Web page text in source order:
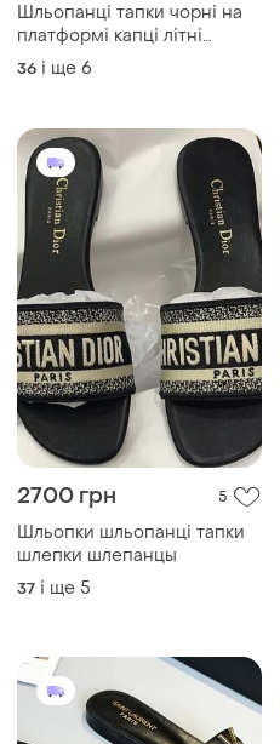
Шльопанці тапки чорні на
платформі капці літні
резинові крокси на
платформі
36 і ще 6
2700 грн 5
Шльопки шльопанці тапки
шлепки шлепанцы
37 і ще 5